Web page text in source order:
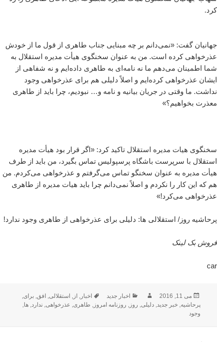
کرد.
جهانیان گفت: «نمی‌دانم بر چه مبنایی جناب طاهری از قول ما از خودش
عذرخواهی کرده است. من به عنوان سخنگوی هیأت مدیره استقلال به
شما اطمینان می‌دهم ما نه نامه‌ای به طاهری داده‌ایم و نه شفاهی از
ایشان عذرخواهی کرده‌ایم و اصلاً دلیلی هم برای عذرخواهی وجود
نداشت. ما وقتی در جریان بیانیه و نامه و… نبودیم، چرا باید از طاهری
معذرت بخواهیم؟»
سخنگوی هیات مدیره استقلال تاکید کرد: «اگر قرار بود هیأت مدیره
استقلال با سرپرست باشگاه پرسپولیس تماس بگیرد، من باید از طرف
هیأت مدیره به عنوان سخنگو تماس می‌گرفتم و عذرخواهی می‌کردم. من
هم که این کار را نکردم و اصلاً نمی‌دانم چرا باید هیات مدیره از طاهری
عذرخواهی می‌کرد!»
پرحاشیه روز/ استقلالی ها: دلیلی برای عذرخواهی از طاهری وجود ندارد!
فروش بک لینک
car
ارسال
شده
در
می 11, 2016 نویسندهدسته‌ها
اخبار جدید برچسب‌ها
اخبار, از, استقلالی, افق,برای,
پرحاشیه,خبر جدید,دلیلی, روز, روزنامه امروز, طاهری, عذرخواهی,ندارد,ها,
وجود